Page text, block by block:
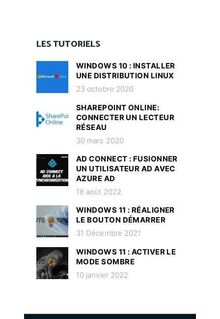
LES TUTORIELS
WINDOWS 10 : INSTALLER
UNE DISTRIBUTION LINUX
23 octobre 2020
SHAREPOINT ONLINE:
CONNECTER UN LECTEUR
RÉSEAU
30 mars 2020
AD CONNECT : FUSIONNER
UN UTILISATEUR AD AVEC
AZURE AD
18 août 2022
WINDOWS 11 : RÉALIGNER
LE BOUTON DÉMARRER
31 Décembre 2021
WINDOWS 11 : ACTIVER LE
MODE SOMBRE
10 janvier 2022